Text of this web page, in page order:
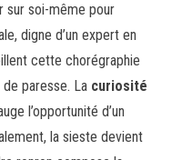
sur soi-même pour
digne d’un expert en
cette chorégraphie
paresse. La curiosité
l’opportunité d’un
la sieste devient